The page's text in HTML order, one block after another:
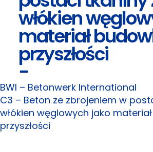
Carbonbeton
Suche
nach:
włókien
materiał
przyszłości
-
BWI – Betonwerk International
C3 – Beton ze zbrojeniem w
włókien węglowych jako
przyszłości